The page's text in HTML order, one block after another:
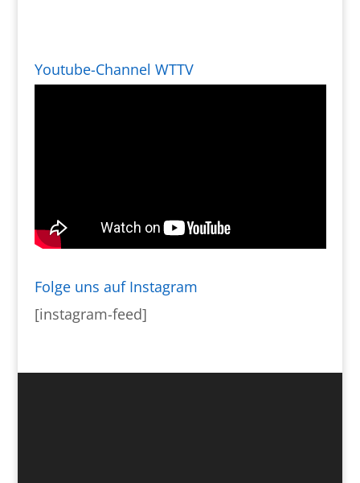
Youtube-Channel WTTV
Folge uns auf Instagram
[instagram-feed]